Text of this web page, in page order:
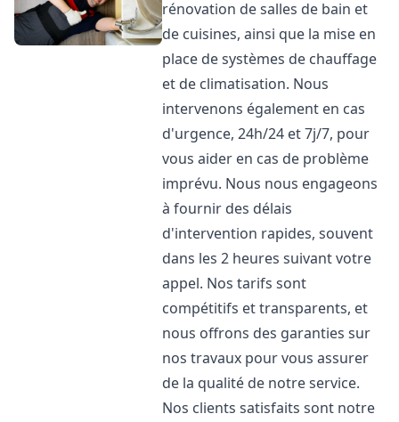
rénovation de salles de bain et
de cuisines, ainsi que la mise en
place de systèmes de chauffage
et de climatisation. Nous
intervenons également en cas
d'urgence, 24h/24 et 7j/7, pour
vous aider en cas de problème
imprévu. Nous nous engageons
à fournir des délais
d'intervention rapides, souvent
dans les 2 heures suivant votre
appel. Nos tarifs sont
compétitifs et transparents, et
nous offrons des garanties sur
nos travaux pour vous assurer
de la qualité de notre service.
Nos clients satisfaits sont notre